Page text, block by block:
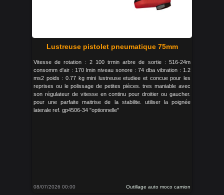
Lustreuse pistolet pneumatique 75mm
Vitesse de rotation : 2 100 trmin arbre de sortie : 516-24m
consomm d'air : 170 lmin niveau sonore : 74 dba vibration : 1.2
ms2 poids : 0.77 kg mini lustreuse etudiee et concue pour les
reprises ou le polissage de petites pièces. tres maniable avec
son régulateur de vitesse en continu pour droitier ou gaucher.
pour une parfaite maitrise de la stabilite. utiliser la poignée
laterale ref. gp4506-34 "optionnelle"
08/07/2026 00:00 Outillage auto moco camion